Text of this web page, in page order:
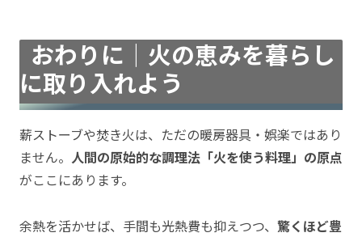
おわりに｜火の恵みを暮らし
に取り入れよう
薪ストーブや焚き火は、ただの暖房器具・娯楽ではあり
ません。 人間の原始的な調理法「火を使う料理」の原点
がここにあります。
余熱を活かせば、手間も光熱費も抑えつつ、 驚くほど豊